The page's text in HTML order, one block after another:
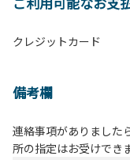
クレジットカード
備考欄
連絡事項がありました
所の指定はお受けでき